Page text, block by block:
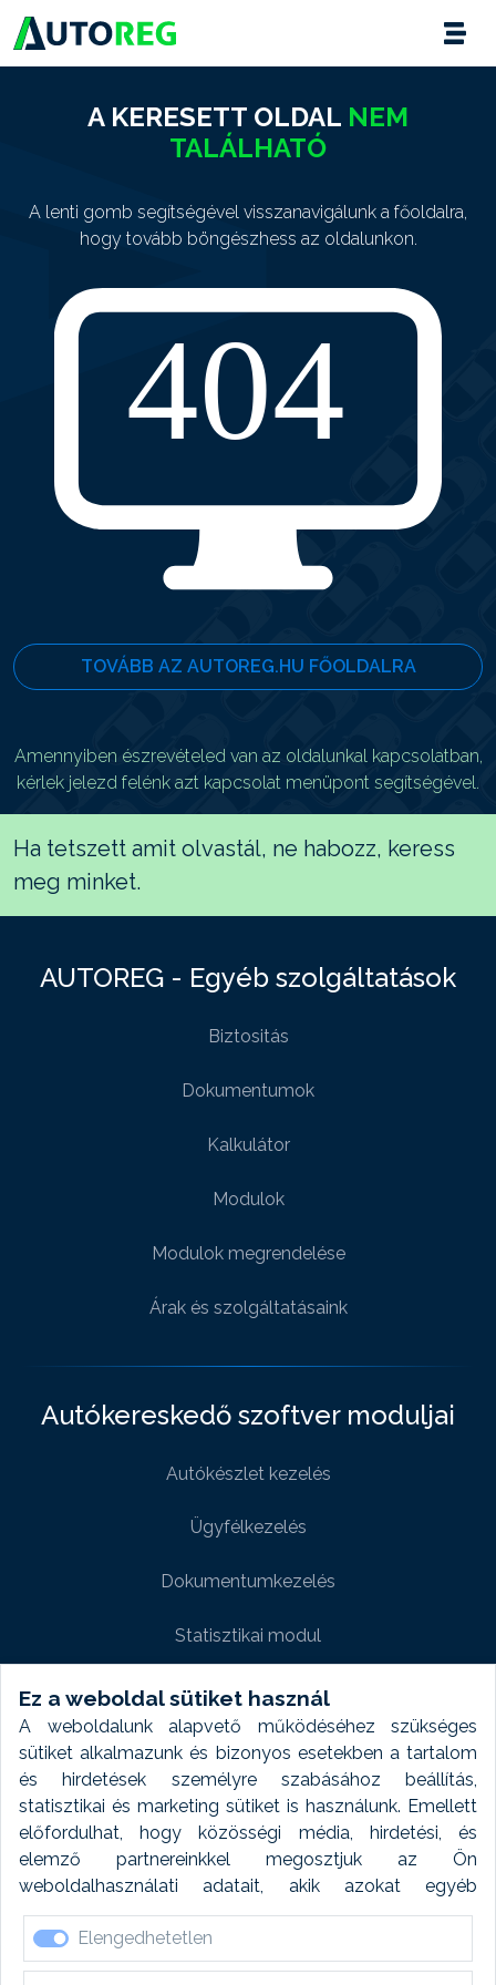
Ez a weboldal sütiket használ
A weboldalunk alapvető működéséhez szükséges
sütiket alkalmazunk és bizonyos esetekben a tartalom
és hirdetések személyre szabásához beállítás,
statisztikai és marketing sütiket is használunk. Emellett
előfordulhat, hogy közösségi média, hirdetési, és
elemző partnereinkkel megosztjuk az Ön
weboldalhasználati adatait, akik azokat egyéb
forrásokból gyűjtött adatokkal kombinálhatják. A sütik
elfogadásával kapcsolatosan naplózást végzünk és
ezen adatokat 6 hónap után automatikusan töröljük. A
Elengedhetetlen
A KERESETT OLDAL NEM
TALÁLHATÓ
A lenti gomb segítségével visszanavigálunk a főoldalra,
hogy tovább böngészhess az oldalunkon.
TOVÁBB AZ AUTOREG.HU FŐOLDALRA
Amennyiben észrevételed van az oldalunkal kapcsolatban,
kérlek jelezd felénk azt kapcsolat menüpont segítségével.
Ha tetszett amit olvastál, ne habozz, keress
meg minket.
AUTOREG - Egyéb szolgáltatások
Biztositás
Dokumentumok
Kalkulátor
Modulok
Modulok megrendelése
Árak és szolgáltatásaink
Autókereskedő szoftver moduljai
Autókészlet kezelés
Ügyfélkezelés
Dokumentumkezelés
Statisztikai modul
Weboldal modul
Fényképtár extra modul
Autómosó modul
Feladatütemezés